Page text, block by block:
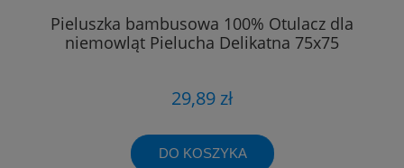
Pieluszka bambusowa 100% Otulacz dla
niemowląt Pielucha Delikatna 75x75
29,89 zł
DO KOSZYKA